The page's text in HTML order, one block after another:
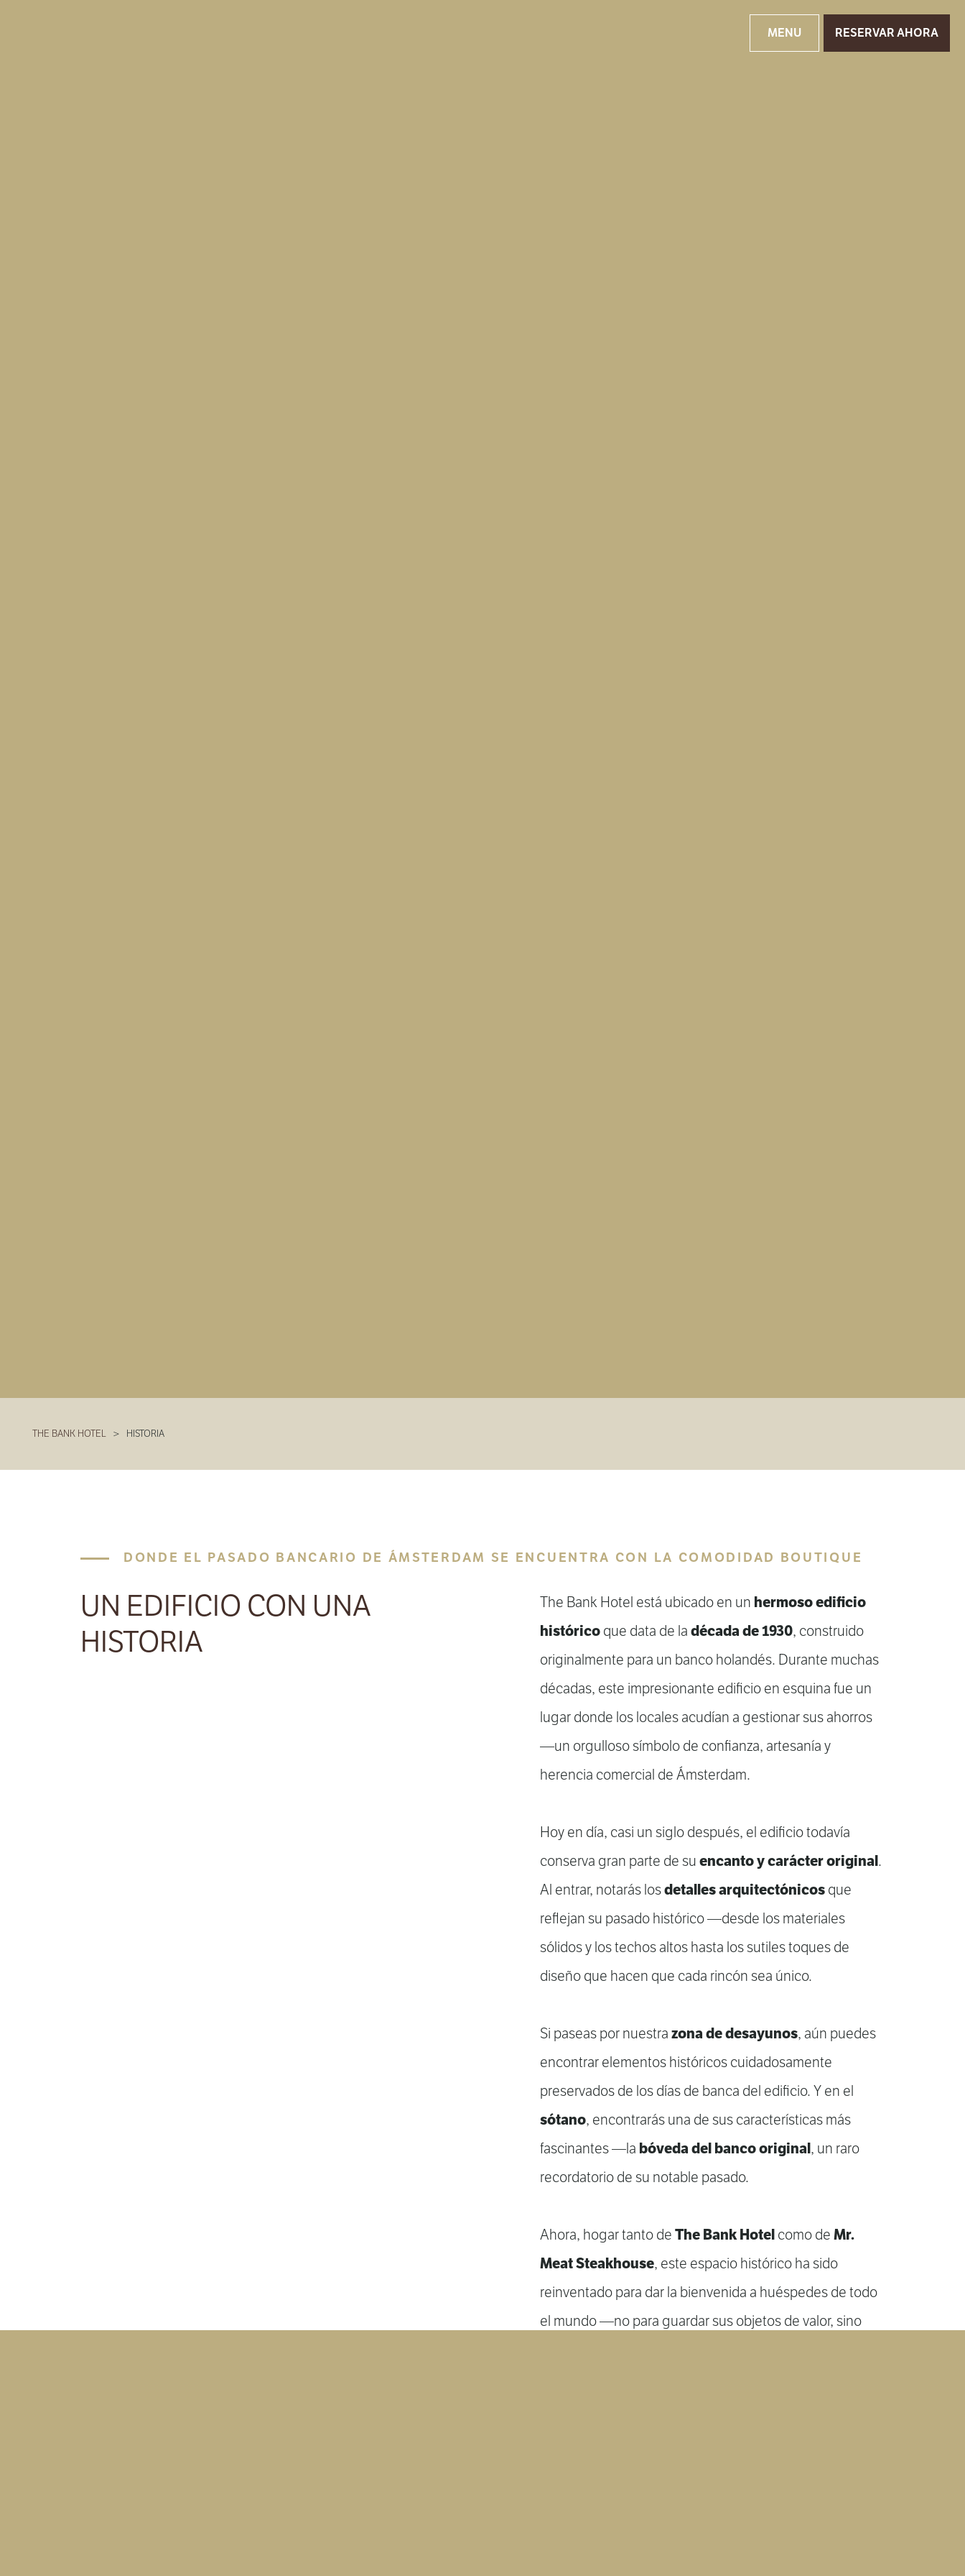
RESERVAR AHORA
MENU
THE BANK HOTEL > HISTORIA
DONDE EL PASADO BANCARIO DE ÁMSTERDAM SE ENCUENTRA CON LA COMODIDAD BOUTIQUE
UN EDIFICIO CON UNA
HISTORIA
The Bank Hotel está ubicado en un hermoso edificio
histórico que data de la década de 1930, construido
originalmente para un banco holandés. Durante muchas
décadas, este impresionante edificio en esquina fue un
lugar donde los locales acudían a gestionar sus ahorros
—un orgulloso símbolo de confianza, artesanía y
herencia comercial de Ámsterdam.
Hoy en día, casi un siglo después, el edificio todavía
conserva gran parte de su encanto y carácter original.
Al entrar, notarás losdetalles arquitectónicos que
reflejan su pasado histórico —desde los materiales
sólidos y los techos altos hasta los sutiles toques de
diseño que hacen que cada rincón sea único.
Si paseas por nuestra zona de desayunos, aún puedes
encontrar elementos históricos cuidadosamente
preservados de los días de banca del edificio. Y en el
sótano, encontrarás una de sus características más
fascinantes —la bóveda del banco original, un raro
recordatorio de su notable pasado.
Ahora, hogar tanto de The Bank Hotel como de Mr.
Meat Steakhouse, este espacio histórico ha sido
reinventado para dar la bienvenida a huéspedes de todo
el mundo —no para guardar sus objetos de valor, sino